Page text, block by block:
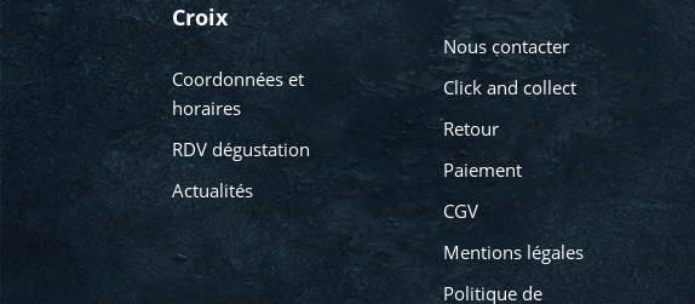
Croix
Coordonnées et
horaires
RDV dégustation
Actualités
Nous contacter
Click and collect
Retour
Paiement
CGV
Mentions légales
Politique de